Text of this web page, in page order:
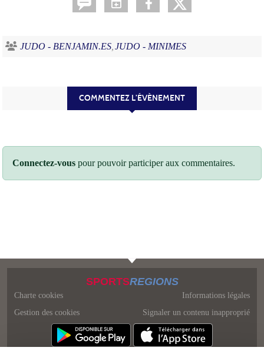
JUDO - BENJAMIN.ES JUDO - MINIMES
COMMENTEZ L’ÉVÈNEMENT
Connectez-vous pour pouvoir participer aux commentaires.
SPORTSREGIONS
Charte cookies
Gestion des cookies
Informations légales
Signaler un contenu inapproprié